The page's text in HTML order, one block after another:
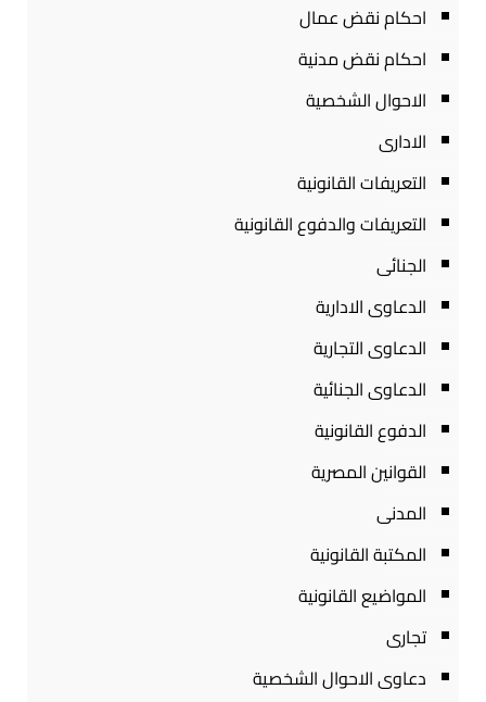
احكام نقض عمال
احكام نقض مدنية
الاحوال الشخصية
الادارى
التعريفات القانونية
التعريفات والدفوع القانونية
الجنائى
الدعاوى الادارية
الدعاوى التجارية
الدعاوى الجنائية
الدفوع القانونية
القوانين المصرية
المدنى
المكتبة القانونية
المواضيع القانونية
تجارى
دعاوى الاحوال الشخصية